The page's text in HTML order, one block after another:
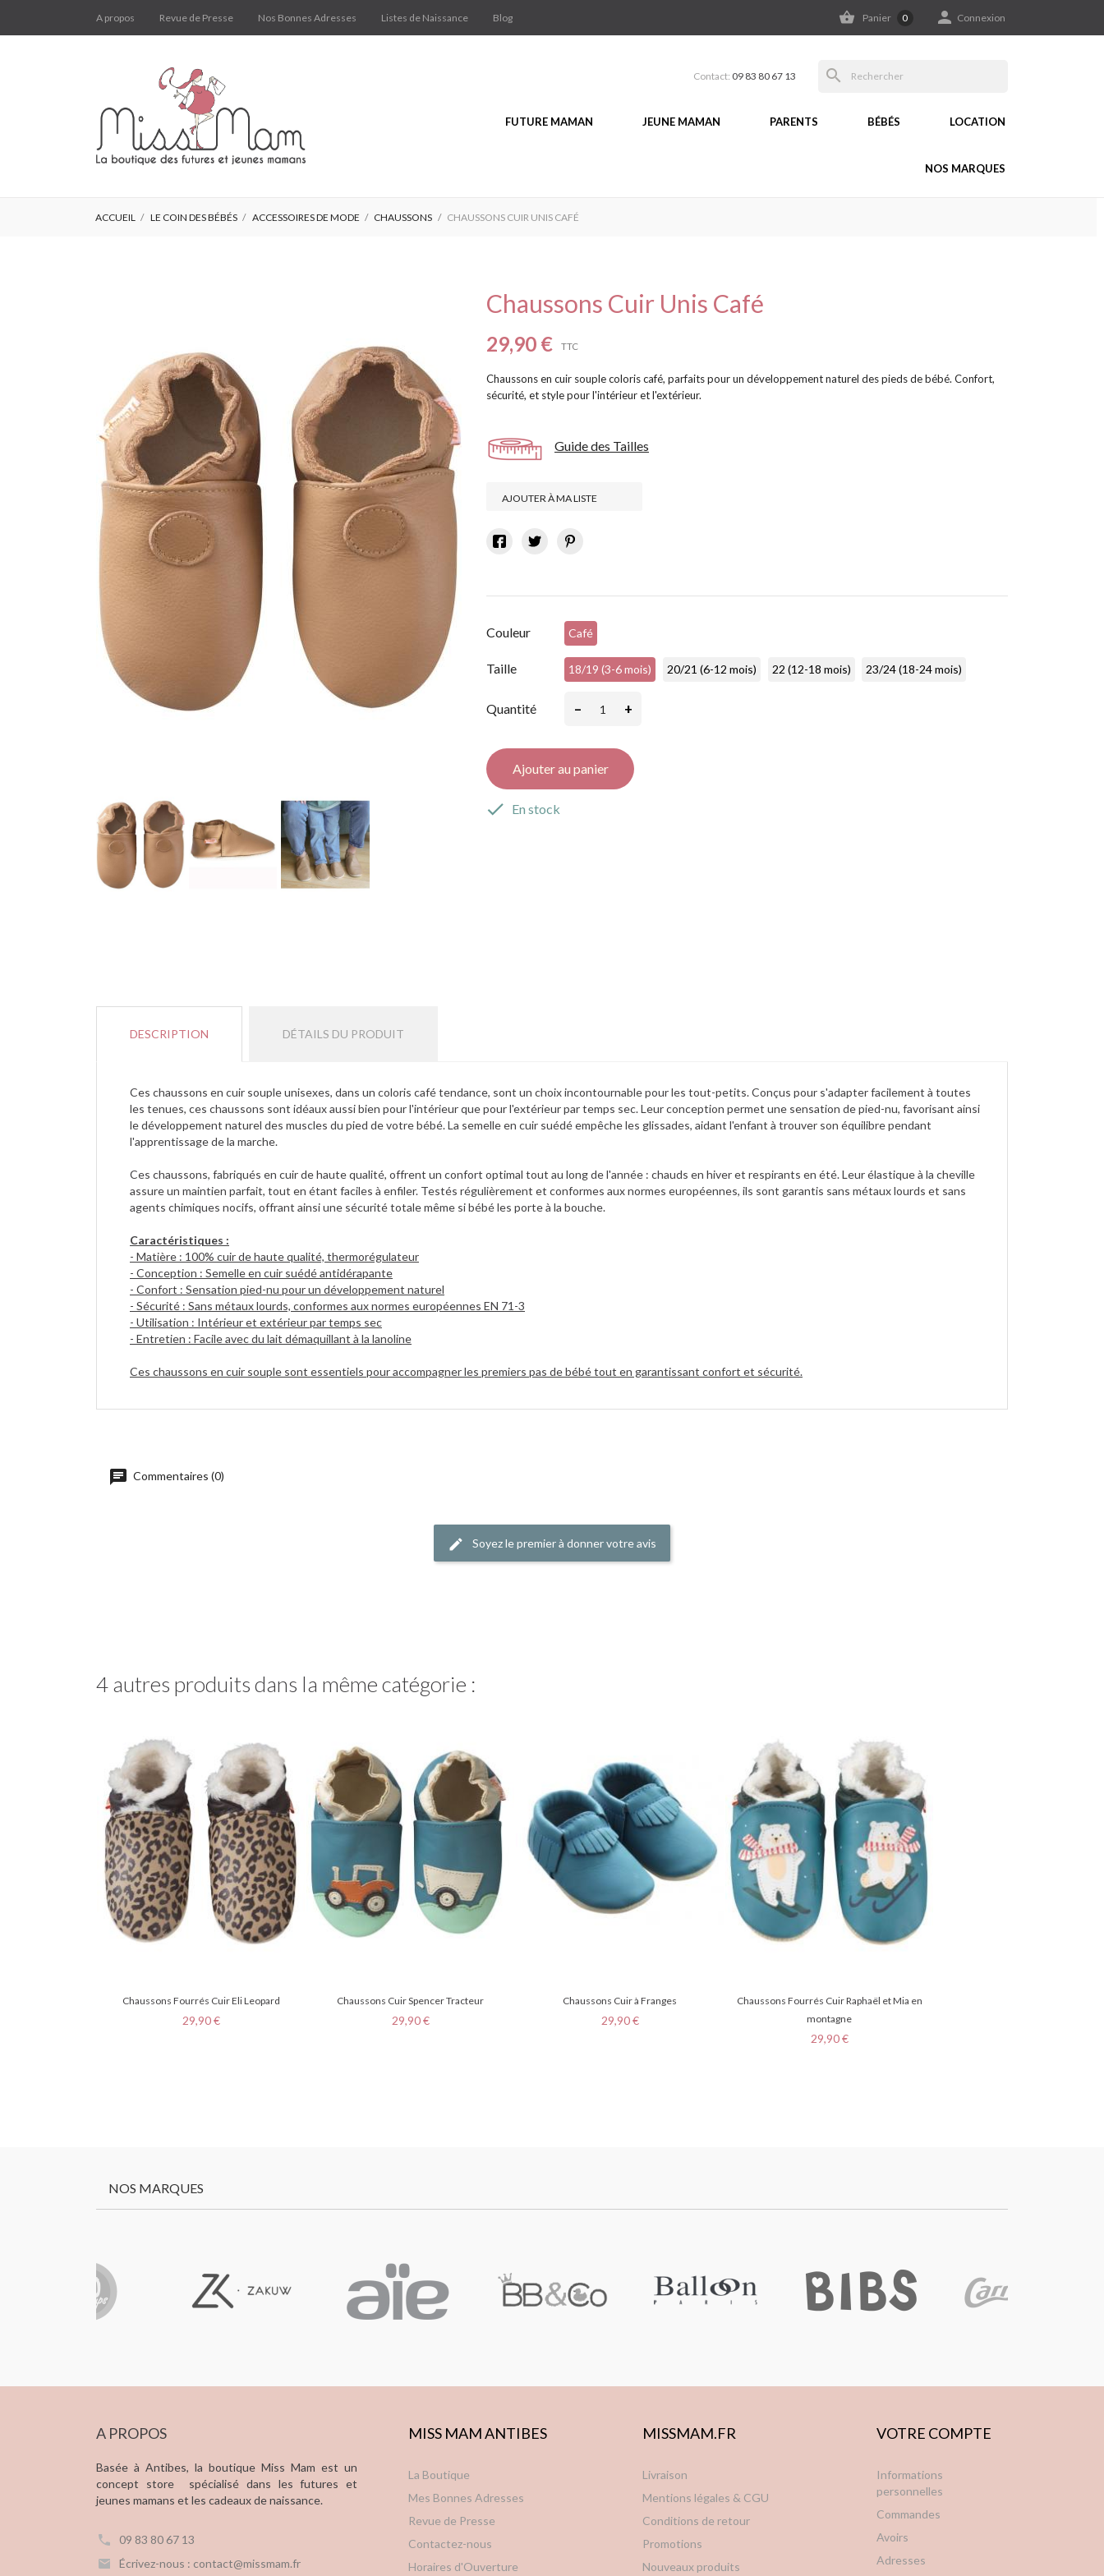
A propos Revue de Presse Nos Bonnes Adresses Listes de Naissance Blog  Panier 0  Connexion
Contact: 09 83 80 67 13 search
FUTURE MAMAN JEUNE MAMAN PARENTS BÉBÉS LOCATION
NOS MARQUES
ACCUEIL LE COIN DES BÉBÉS ACCESSOIRES DE MODE CHAUSSONS CHAUSSONS CUIR UNIS CAFÉ
Chaussons Cuir Unis Café
29,90 € TTC
Chaussons en cuir souple coloris café, parfaits pour un développement naturel des pieds de bébé. Confort,
sécurité, et style pour l'intérieur et l'extérieur.
Guide des Tailles
AJOUTER À MA LISTE
Couleur Café
Taille 18/19 (3-6 mois) 20/21 (6-12 mois) 22 (12-18 mois) 23/24 (18-24 mois)
Quantité – +
Ajouter au panier
 En stock
DESCRIPTION DÉTAILS DU PRODUIT
Ces chaussons en cuir souple unisexes, dans un coloris café tendance, sont un choix incontournable pour les tout-petits. Conçus pour s'adapter facilement à toutes
les tenues, ces chaussons sont idéaux aussi bien pour l'intérieur que pour l'extérieur par temps sec. Leur conception permet une sensation de pied-nu, favorisant ainsi
le développement naturel des muscles du pied de votre bébé. La semelle en cuir suédé empêche les glissades, aidant l'enfant à trouver son équilibre pendant
l'apprentissage de la marche.
Ces chaussons, fabriqués en cuir de haute qualité, offrent un confort optimal tout au long de l'année : chauds en hiver et respirants en été. Leur élastique à la cheville
assure un maintien parfait, tout en étant faciles à enfiler. Testés régulièrement et conformes aux normes européennes, ils sont garantis sans métaux lourds et sans
agents chimiques nocifs, offrant ainsi une sécurité totale même si bébé les porte à la bouche.
Caractéristiques :
- Matière : 100% cuir de haute qualité, thermorégulateur
- Conception : Semelle en cuir suédé antidérapante
- Confort : Sensation pied-nu pour un développement naturel
- Sécurité : Sans métaux lourds, conformes aux normes européennes EN 71-3
- Utilisation : Intérieur et extérieur par temps sec
- Entretien : Facile avec du lait démaquillant à la lanoline
Ces chaussons en cuir souple sont essentiels pour accompagner les premiers pas de bébé tout en garantissant confort et sécurité.
Commentaires (0)
Soyez le premier à donner votre avis
4 autres produits dans la même catégorie :
Chaussons Fourrés Cuir Eli Leopard
Prix
29,90 €
Chaussons Cuir Spencer Tracteur
Prix
29,90 €
Chaussons Cuir à Franges
Prix
29,90 €
Chaussons Fourrés Cuir Raphaël et Mia en
montagne
Prix
29,90 €
NOS MARQUES
A PROPOS
Basée à Antibes, la boutique Miss Mam est un
concept store spécialisé dans les futures et
jeunes mamans et les cadeaux de naissance.
09 83 80 67 13
Écrivez-nous : contact@missmam.fr
MISS MAM ANTIBES
La Boutique
Mes Bonnes Adresses
Revue de Presse
Contactez-nous
Horaires d'Ouverture
MISSMAM.FR
Livraison
Mentions légales & CGU
Conditions de retour
Promotions
Nouveaux produits
VOTRE COMPTE
Informations
personnelles
Commandes
Avoirs
Adresses